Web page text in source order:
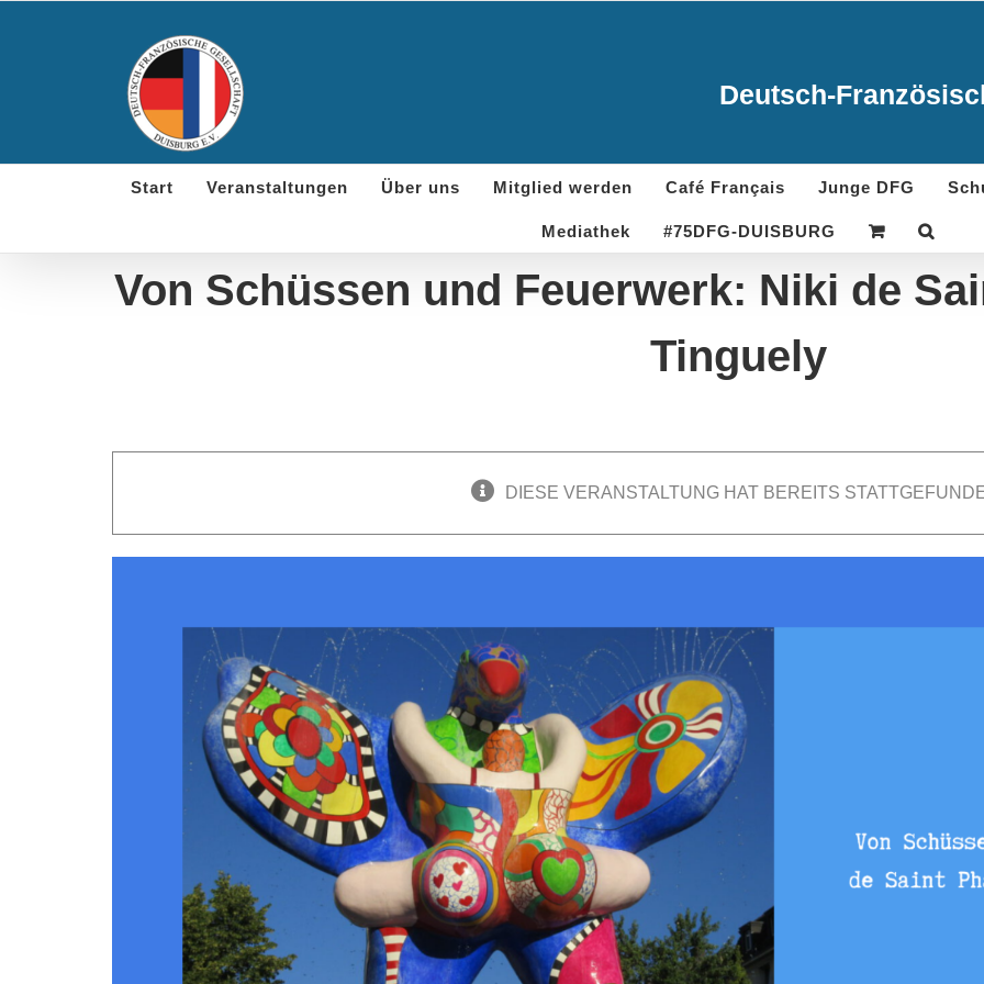
Deutsch-
Start Veranstaltungen Über uns Mitglied werden Café Français Junge DFG
Mediathek #75DFG-DUISBURG
Von Schüssen und Feuerwerk: Niki de
Tinguely
DIESE VERANSTALTUNG HAT BEREITS